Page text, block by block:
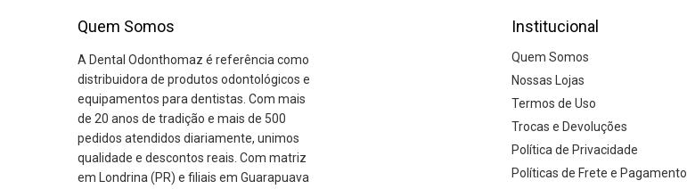
Quem Somos
A Dental Odonthomaz é referência como
distribuidora de produtos odontológicos e
equipamentos para dentistas. Com mais
de 20 anos de tradição e mais de 500
pedidos atendidos diariamente, unimos
qualidade e descontos reais. Com matriz
em Londrina (PR) e filiais em Guarapuava
Institucional
Quem Somos
Nossas Lojas
Termos de Uso
Trocas e Devoluções
Política de Privacidade
Políticas de Frete e Pagamento